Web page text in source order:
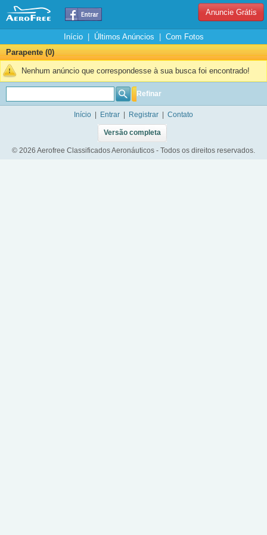
Anuncie Grátis
Início| Últimos Anúncios
Com Fotos
Parapente (0)
Nenhum anúncio que correspondesse à sua busca foi encontrado!
Refinar
Início Entrar Registrar Contato
Versão completa
© 2026 Aerofree Classificados Aeronáuticos - Todos os direitos reservados.